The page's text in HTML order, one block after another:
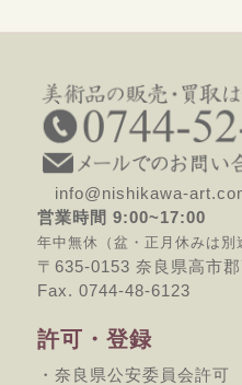
info@nishikawa-
営業時間 9:00~17:00
年中無休（盆・正月休みは別
〒635-0153 奈良県高市
Fax. 0744-48-6123
許可・登録
・奈良県公安委員会許